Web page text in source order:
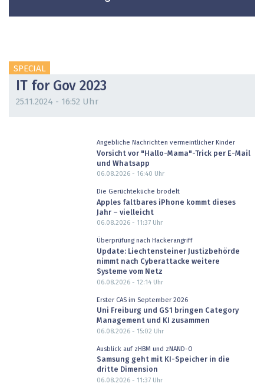
SPECIAL
IT for Gov 2023
25.11.2024 - 16:52 Uhr
Angebliche Nachrichten vermeintlicher Kinder
Vorsicht vor "Hallo-Mama"-Trick per E-Mail
und Whatsapp
06.08.2026 - 16:40 Uhr
Die Gerüchteküche brodelt
Apples faltbares iPhone kommt dieses
Jahr – vielleicht
06.08.2026 - 11:37Uhr
Überprüfung nach Hackerangriff
Update: Liechtensteiner Justizbehörde
nimmt nach Cyberattacke weitere
Systeme vom Netz
06.08.2026 - 12:14Uhr
Erster CAS im September 2026
Uni Freiburg und GS1 bringen Category
Management und KI zusammen
06.08.2026 - 15:02 Uhr
Ausblick auf zHBM und zNAND-O
Samsung geht mit KI-Speicher in die
dritte Dimension
06.08.2026 - 11:37Uhr